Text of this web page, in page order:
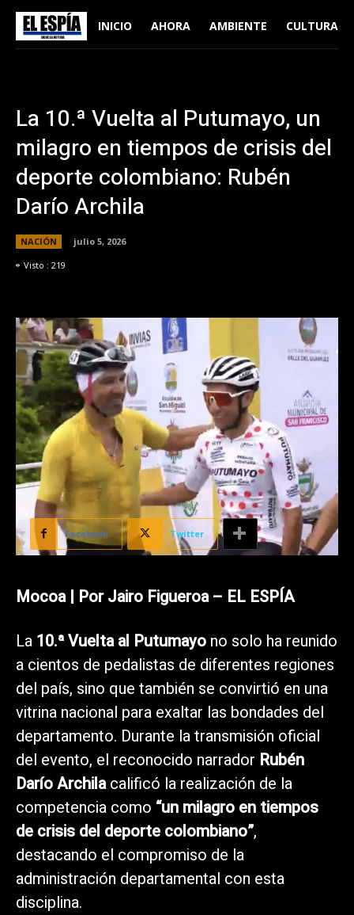
INICIO AHORA AMBIENTE CULTURA
La 10.ª Vuelta al Putumayo, un
milagro en tiempos de crisis del
deporte colombiano: Rubén
Darío Archila
NACIÓN
julio 5, 2026
Visto : 219
Facebook Twitter
Mocoa | Por Jairo Figueroa – EL ESPÍA
La 10.ª Vuelta al Putumayo no solo ha reunido
a cientos de pedalistas de diferentes regiones
del país, sino que también se convirtió en una
vitrina nacional para exaltar las bondades del
departamento. Durante la transmisión oficial
del evento, el reconocido narrador Rubén
Darío Archilacalificó la realización de la
competencia como “un milagro en tiempos
de crisis del deporte colombiano”,
destacando el compromiso de la
administración departamental con esta
disciplina.